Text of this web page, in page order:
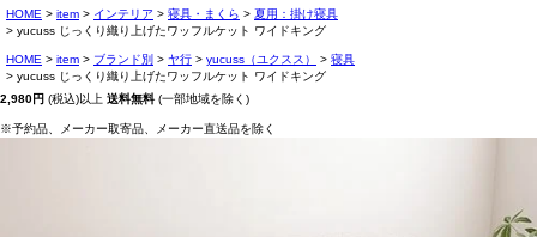
HOME item インテリア 寝具・まくら
夏用：掛け寝具
yucuss じっくり織り上げたワッフルケット ワイドキング
HOME item ブランド別 ヤ行 yucuss（ユクスス）
寝具
yucuss じっくり織り上げたワッフルケット ワイドキング
2,980円 (税込)以上 送料無料 (一部地域を除く)
※予約品、メーカー取寄品、メーカー直送品を除く